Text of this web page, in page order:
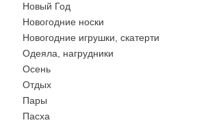
Новый Год
Новогодние носки
Новогодние игрушки, скатерти
Одеяла, нагрудники
Осень
Отдых
Пары
Пасха